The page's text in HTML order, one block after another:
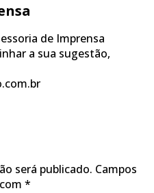
de Imprensa
a sua sugestão,
será publicado. Campos
*